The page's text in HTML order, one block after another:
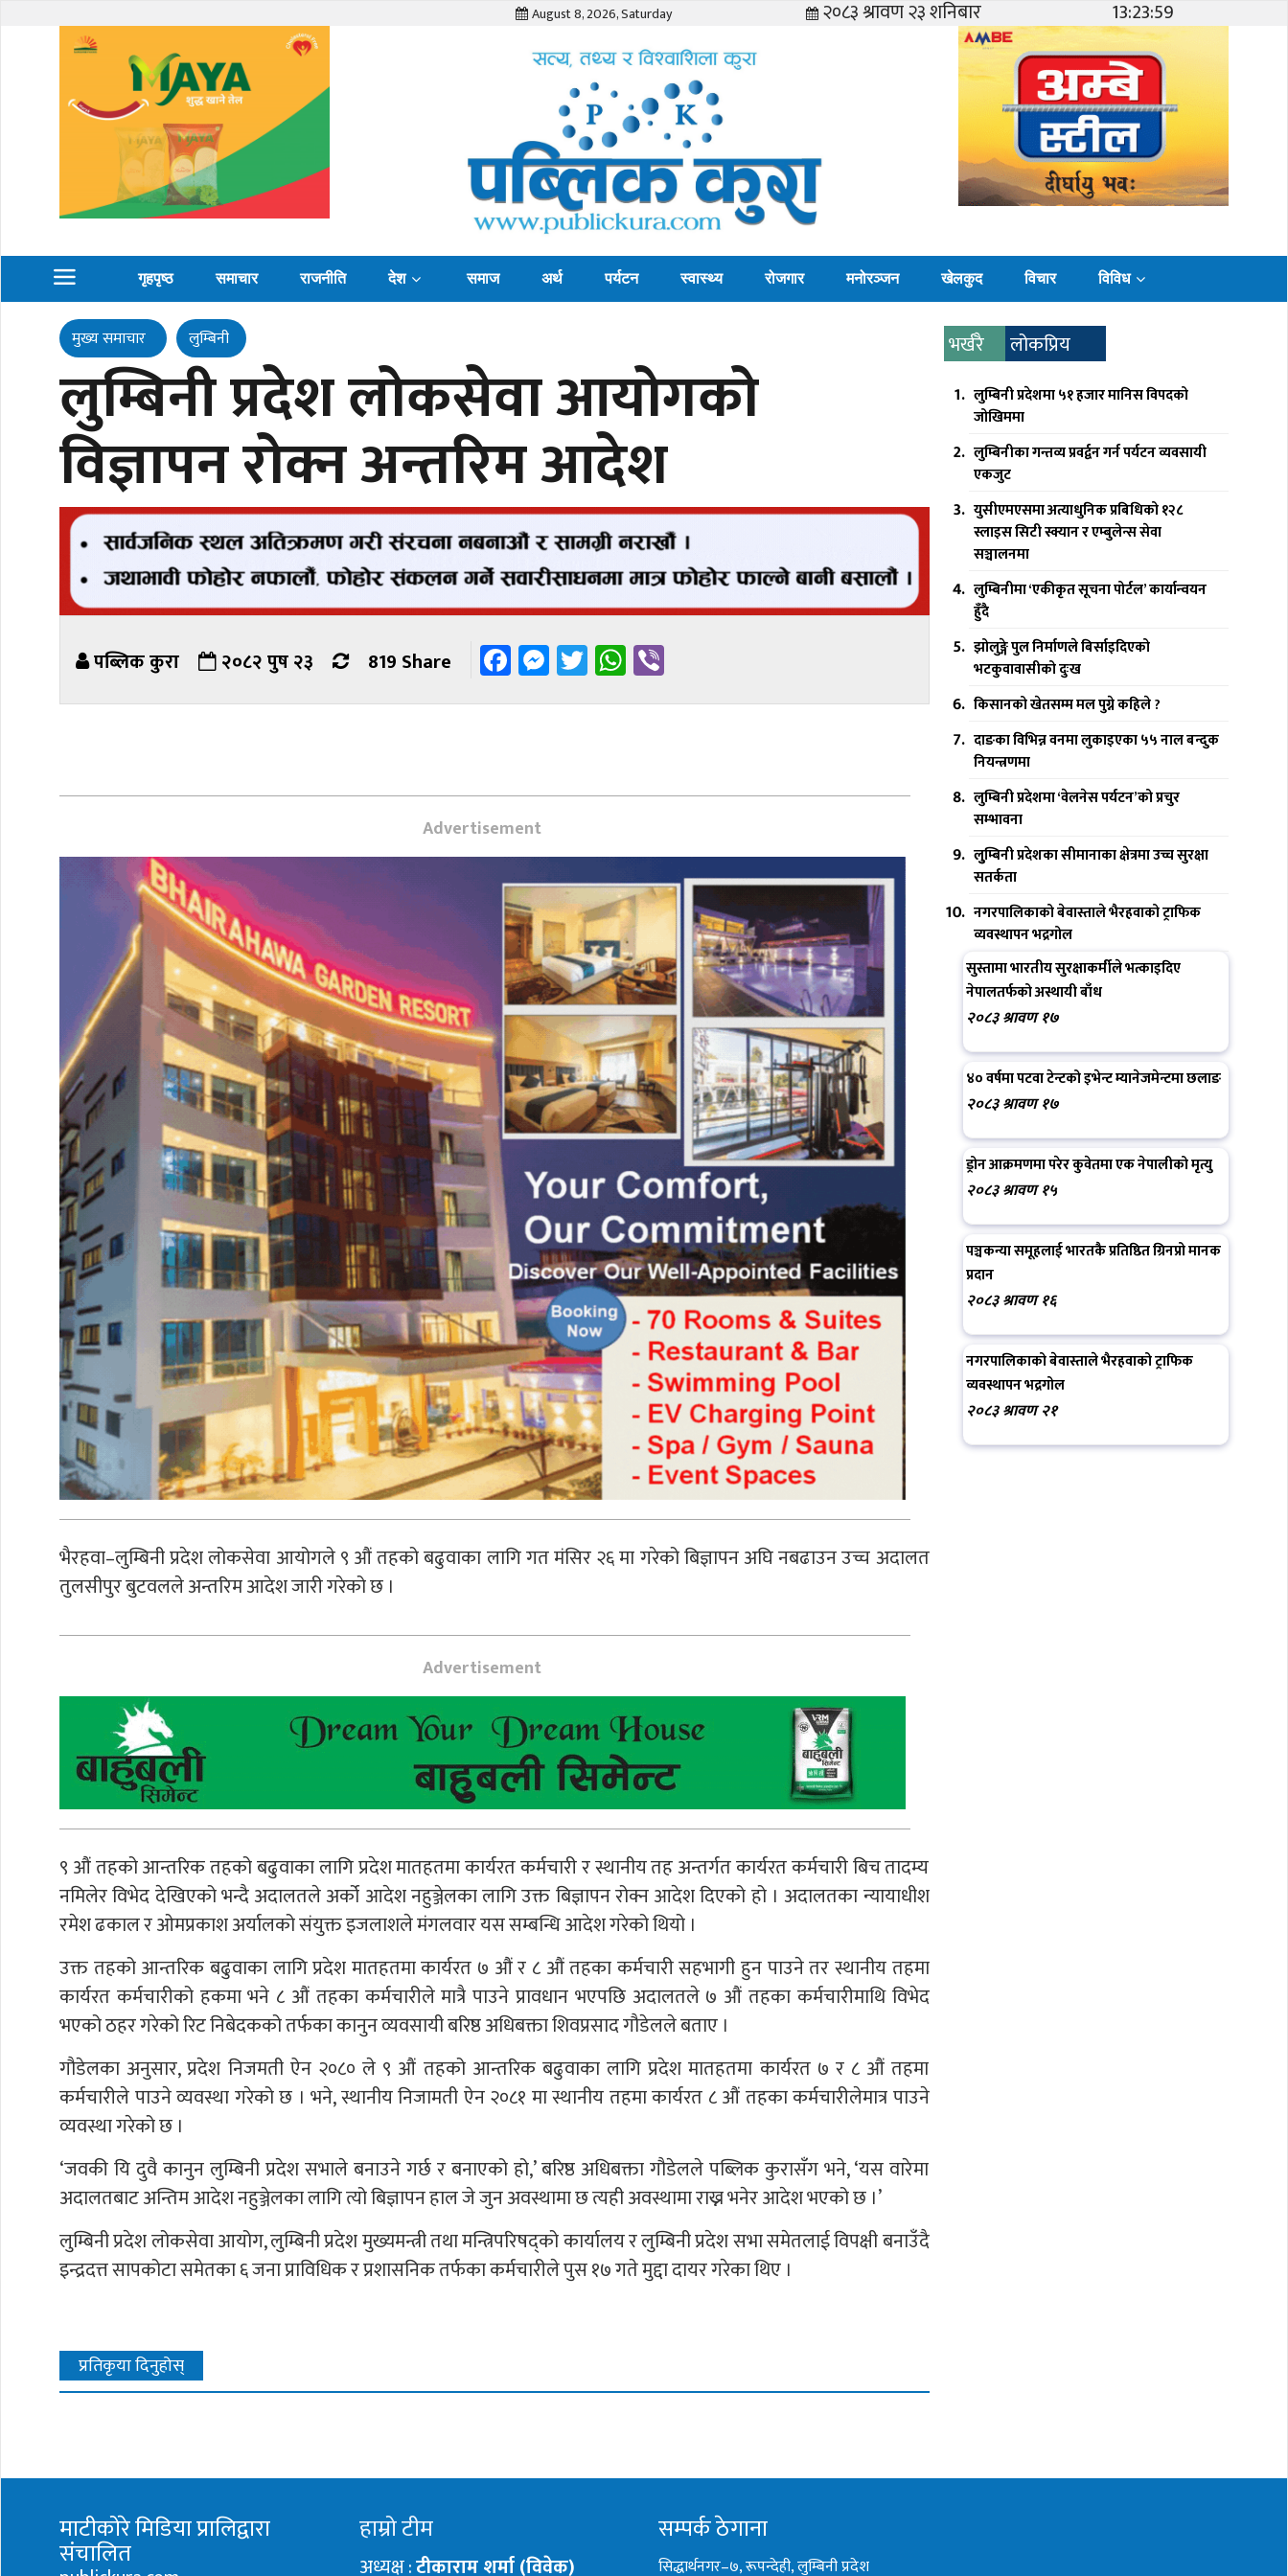
August 8, 2026, Saturday २०८३ श्रावण २३ शनिबार 13:24:00
गृहपृष्ठ समाचार राजनीति देश समाज अर्थ पर्यटन स्वास्थ्य रोजगार मनोरञ्जन खेलकुद विचार विविध
मुख्य समाचार लुम्बिनी
लुम्बिनी प्रदेश लोकसेवा आयोगको
विज्ञापन रोक्न अन्तरिम आदेश
पब्लिक कुरा २०८२ पुष २३ 819 Share Facebook
Messenger
TwitterWhatsApp
Advertisement
भैरहवा–लुम्बिनी प्रदेश लोकसेवा आयोगले ९ औं तहको बढुवाका लागि गत मंसिर २६ मा गरेको बिज्ञापन अघि नबढाउन उच्च अदालत
तुलसीपुर बुटवलले अन्तरिम आदेश जारी गरेको छ ।
Advertisement
९ औं तहको आन्तरिक तहको बढुवाका लागि प्रदेश मातहतमा कार्यरत कर्मचारी र स्थानीय तह अन्तर्गत कार्यरत कर्मचारी बिच तादम्य
नमिलेर विभेद देखिएको भन्दै अदालतले अर्को आदेश नहुञ्जेलका लागि उक्त बिज्ञापन रोक्न आदेश दिएको हो । अदालतका न्यायाधीश
रमेश ढकाल र ओमप्रकाश अर्यालको संयुक्त इजलाशले मंगलवार यस सम्बन्धि आदेश गरेको थियो ।
उक्त तहको आन्तरिक बढुवाका लागि प्रदेश मातहतमा कार्यरत ७ औं र ८ औं तहका कर्मचारी सहभागी हुन पाउने तर स्थानीय तहमा
कार्यरत कर्मचारीको हकमा भने ८ औं तहका कर्मचारीले मात्रै पाउने प्रावधान भएपछि अदालतले ७ औं तहका कर्मचारीमाथि विभेद
भएको ठहर गरेको रिट निबेदकको तर्फका कानुन व्यवसायी बरिष्ठ अधिबक्ता शिवप्रसाद गौडेलले बताए ।
गौडेलका अनुसार, प्रदेश निजमती ऐन २०८० ले ९ औं तहको आन्तरिक बढुवाका लागि प्रदेश मातहतमा कार्यरत ७ र ८ औं तहमा
कर्मचारीले पाउने व्यवस्था गरेको छ । भने, स्थानीय निजामती ऐन २०८१ मा स्थानीय तहमा कार्यरत ८ औं तहका कर्मचारीलेमात्र पाउने
व्यवस्था गरेको छ ।
‘जवकी यि दुवै कानुन लुम्बिनी प्रदेश सभाले बनाउने गर्छ र बनाएको हो,’ बरिष्ठ अधिबक्ता गौडेलले पब्लिक कुरासँग भने, ‘यस वारेमा
अदालतबाट अन्तिम आदेश नहुञ्जेलका लागि त्यो बिज्ञापन हाल जे जुन अवस्थामा छ त्यही अवस्थामा राख्न भनेर आदेश भएको छ ।’
लुम्बिनी प्रदेश लोकसेवा आयोग, लुम्बिनी प्रदेश मुख्यमन्त्री तथा मन्त्रिपरिषद्को कार्यालय र लुम्बिनी प्रदेश सभा समेतलाई विपक्षी बनाउँदै
इन्द्रदत्त सापकोटा समेतका ६ जना प्राविधिक र प्रशासनिक तर्फका कर्मचारीले पुस १७ गते मुद्दा दायर गरेका थिए ।
प्रतिकृया दिनुहोस्
भर्खरै लोकप्रिय
लुम्बिनी प्रदेशमा ५१ हजार मानिस विपदको
जोखिममा
लुम्बिनीका गन्तव्य प्रवर्द्वन गर्न पर्यटन व्यवसायी
एकजुट
युसीएमएसमा अत्याधुनिक प्रबिधिको १२८
स्लाइस सिटी स्क्यान र एम्बुलेन्स सेवा
सञ्चालनमा
लुम्बिनीमा ‘एकीकृत सूचना पोर्टल’ कार्यान्वयन
हुँदै
झोलुङ्गे पुल निर्माणले बिर्साइदिएको
भटकुवावासीको दुःख
किसानको खेतसम्म मल पुग्ने कहिले ?
दाङका विभिन्न वनमा लुकाइएका ५५ नाल बन्दुक
नियन्त्रणमा
लुम्बिनी प्रदेशमा ‘वेलनेस पर्यटन’को प्रचुर
सम्भावना
लुुम्बिनी प्रदेशका सीमानाका क्षेत्रमा उच्च सुरक्षा
सतर्कता
नगरपालिकाको बेवास्ताले भैरहवाको ट्राफिक
व्यवस्थापन भद्रगोल
सुस्तामा भारतीय सुरक्षाकर्मीले भत्काइदिए
नेपालतर्फको अस्थायी बाँध
२०८३ श्रावण १७
४० वर्षमा पटवा टेन्टको इभेन्ट म्यानेजमेन्टमा छलाङ
२०८३ श्रावण १७
ड्रोन आक्रमणमा परेर कुवेतमा एक नेपालीको मृत्यु
२०८३ श्रावण १५
पञ्चकन्या समूहलाई भारतकै प्रतिष्ठित ग्रिनप्रो मानक
प्रदान
२०८३ श्रावण १६
नगरपालिकाको बेवास्ताले भैरहवाको ट्राफिक
व्यवस्थापन भद्रगोल
२०८३ श्रावण २१
माटीकोरे मिडिया प्रालिद्वारा
संचालित
हाम्रो टीम
अध्यक्ष :टीकाराम शर्मा (विवेक)
सम्पर्क ठेगाना
सिद्धार्थनगर–७, रूपन्देही, लुम्बिनी प्रदेश